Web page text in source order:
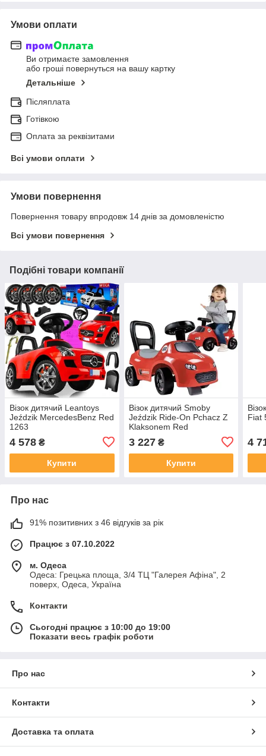
Умови оплати
Ви отримаєте замовлення
або гроші повернуться на вашу картку
Детальніше
Післяплата
Готівкою
Оплата за реквізитами
Всі умови оплати
Умови повернення
Повернення товару впродовж 14 днів за домовленістю
Всі умови повернення
Подібні товари компанії
Візок дитячий Leantoys
Jeździk MercedesBenz Red
1263
4 578 ₴
Купити
Візок дитячий Smoby
Jeździk Ride-On Pchacz Z
Klaksonem Red
3 227₴
Купити
Fiat
4
Про нас
91% позитивних з 46 відгуків за рік
Працює з 07.10.2022
м. Одеса
Одеса: Грецька площа, 3/4 ТЦ "Галерея Афіна", 2
поверх, Одеса, Україна
Контакти
Сьогодні працює з 10:00 до 19:00
Показати весь графік роботи
Про нас
Контакти
Доставка та оплата